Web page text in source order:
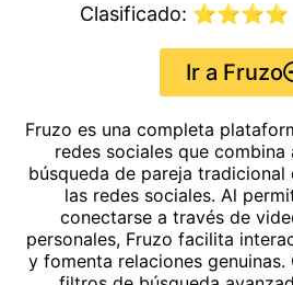
Clasificado: ⭐⭐⭐⭐
Ir a Fruzo
Fruzo es una completa
redes sociales que
búsqueda de pareja
las redes sociales. Al
conectarse a través de
personales, Fruzo facilita
y fomenta relaciones